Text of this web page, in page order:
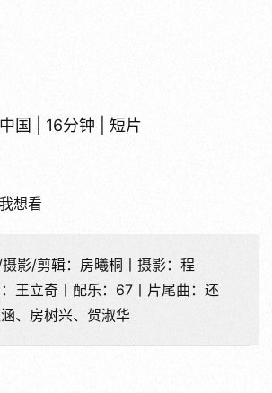
国 | 16分钟 | 短片
想看
影/剪辑：房曦桐丨摄影：程
王立奇丨配乐：67丨片尾曲：还
、房树兴、贺淑华